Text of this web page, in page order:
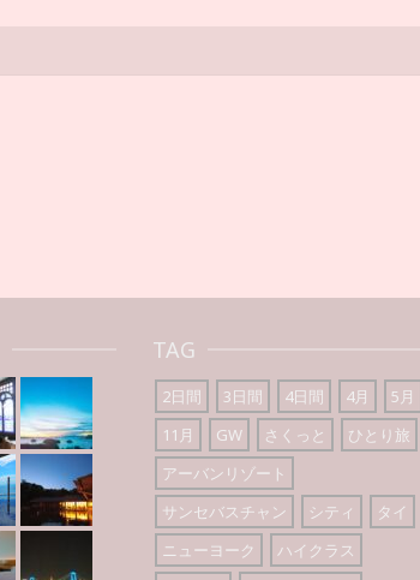
TAG
2日間 3日間 4日間 4月
5月
11月
GW さくっと
ひとり旅
アーバンリゾート
サンセバスチャン
シティ
タイ
ニューヨーク
ハイクラス